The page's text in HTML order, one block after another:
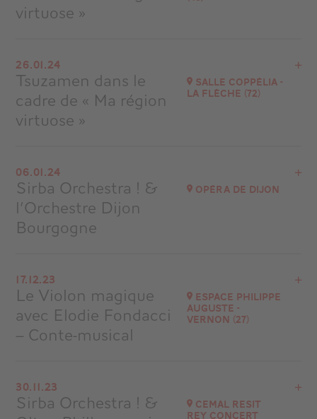
virtuose »
Saumur (49)
à 14H00
26.01.24
Tsuzamen dans le
cadre de « Ma région
virtuose »
Salle Coppélia -
La Flèche (72)
La Flèche
à20H30
06.01.24
Sirba Orchestra ! &
l’Orchestre Dijon
Bourgogne
Opéra de Dijon
Auditorium
à20H00
Accéder au site
Acheter vos billets
17.12.23
Le Violon magique
avec Elodie Fondacci
– Conte-musical
Espace Philippe
Auguste -
Vernon (27)
Espace Philippe Auguste - Vernon (27)
30.11.23
Sirba Orchestra ! & Cemal Resit